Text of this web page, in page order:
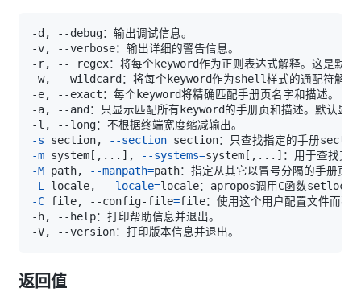
-s section,
--section
-m system [ , .. . ] , --systems=system [ , .. . ]
-M path, --manpath=path：指定从其它以冒号分隔的手册页
-L
locale, --locale=locale：apropos调用C函数
-C file, --config-file=
返回值